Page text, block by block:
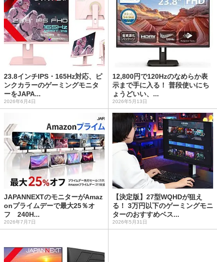
23.8インチIPS・165Hz対応、ピ
ンクカラーのゲーミングモニタ
ーをJAPA...
2026年6月4日
12,800円で120Hzのなめらか表
示まで手に入る！ 普段使いにち
ょうどいい、...
2026年5月13日
JAPANNEXTのモニターがAmaz
onプライムデーで最大25％オ
フ 240H...
2026年7月7日
【決定版】27型WQHDが狙え
る！ 3万円以下のゲーミングモニ
ターのおすすめベス...
2026年5月31日